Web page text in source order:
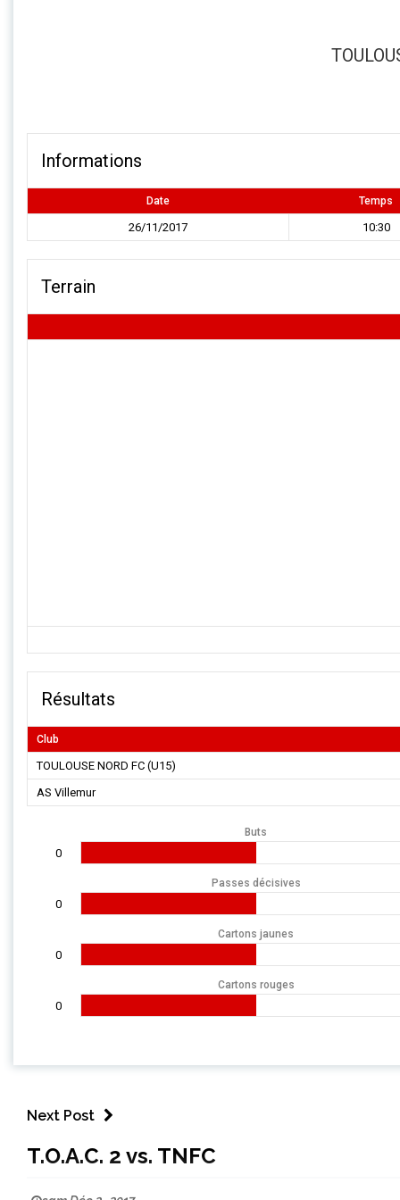
Informations
Date Temps
26/11/2017 10:30
Terrain
Résultats
Club
TOULOUSE NORD FC (U15)
AS Villemur
Buts
0
Passes décisives
0
Cartons jaunes
0
Cartons rouges
0
Next Post
T.O.A.C. 2 vs. TNFC